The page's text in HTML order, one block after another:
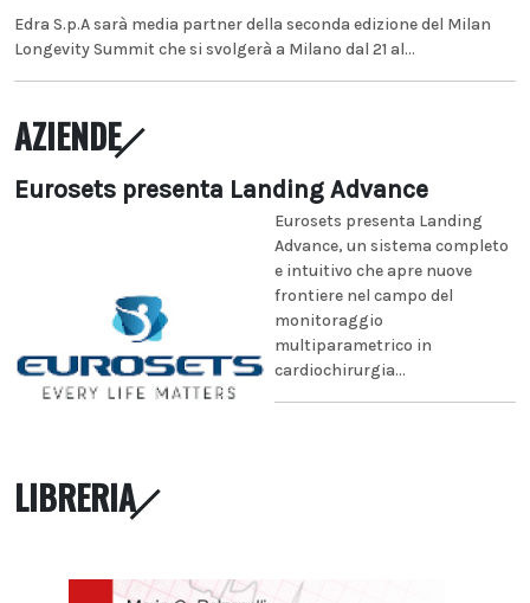
Edra S.p.A sarà media partner della seconda edizione del Milan
Longevity Summit che si svolgerà a Milano dal 21 al...
AZIENDE
Eurosets presenta Landing Advance
Eurosets presenta Landing
Advance, un sistema completo
e intuitivo che apre nuove
frontiere nel campo del
monitoraggio
multiparametrico in
cardiochirurgia...
LIBRERIA